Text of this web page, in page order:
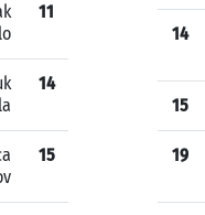
11
14
15
14
15
19